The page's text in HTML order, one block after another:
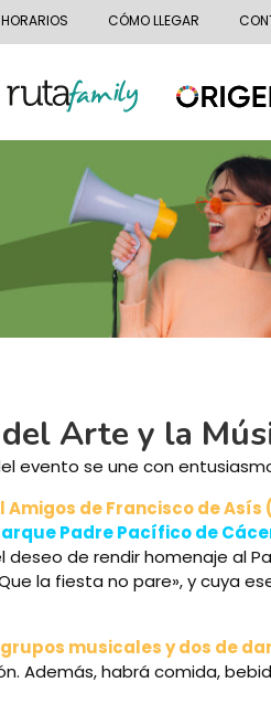
HORARIOS CÓMO LLEGAR
Arte y la
evento se une con
de Francisco de Asís
Padre Pacífico de
de rendir homenaje al
la fiesta no pare», y cuya
musicales y dos de
Además, habrá comida,